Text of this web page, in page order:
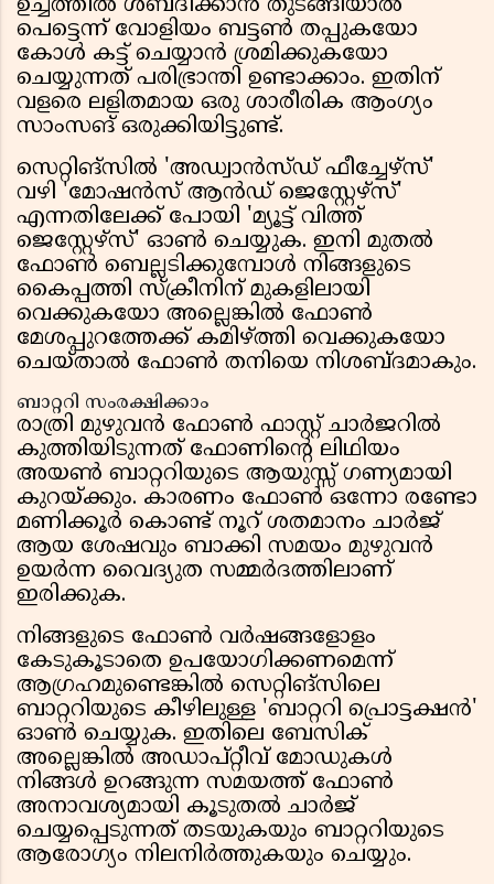
ഉച്ചത്തിൽ ശബ്ദിക്കാൻ തുടങ്ങിയാൽ
പെട്ടെന്ന് വോളിയം ബട്ടൺ തപ്പുകയോ
കോൾ കട്ട് ചെയ്യാൻ ശ്രമിക്കുകയോ
ചെയ്യുന്നത് പരിഭ്രാന്തി ഉണ്ടാക്കാം. ഇതിന്
വളരെ ലളിതമായ ഒരു ശാരീരിക ആംഗ്യം
സാംസങ് ഒരുക്കിയിട്ടുണ്ട്.
സെറ്റിങ്സിൽ 'അഡ്വാൻസ്ഡ് ഫീച്ചേഴ്സ്'
വഴി 'മോഷൻസ് ആൻഡ് ജെസ്റ്റേഴ്സ്'
എന്നതിലേക്ക് പോയി 'മ്യൂട്ട് വിത്ത്
ജെസ്റ്റേഴ്സ്' ഓൺ ചെയ്യുക. ഇനി മുതൽ
ഫോൺ ബെല്ലടിക്കുമ്പോൾ നിങ്ങളുടെ
കൈപ്പത്തി സ്ക്രീനിന് മുകളിലായി
വെക്കുകയോ അല്ലെങ്കിൽ ഫോൺ
മേശപ്പുറത്തേക്ക് കമിഴ്ത്തി വെക്കുകയോ
ചെയ്താൽ ഫോൺ തനിയെ നിശബ്ദമാകും.
ബാറ്ററി സംരക്ഷിക്കാം
രാത്രി മുഴുവൻ ഫോൺ ഫാസ്റ്റ് ചാർജറിൽ
കുത്തിയിടുന്നത് ഫോണിൻ്റെ ലിഥിയം
അയൺ ബാറ്ററിയുടെ ആയുസ്സ് ഗണ്യമായി
കുറയ്ക്കും. കാരണം ഫോൺ ഒന്നോ രണ്ടോ
മണിക്കൂർ കൊണ്ട് നൂറ് ശതമാനം ചാർജ്
ആയ ശേഷവും ബാക്കി സമയം മുഴുവൻ
ഉയർന്ന വൈദ്യുത സമ്മർദത്തിലാണ്
ഇരിക്കുക.
നിങ്ങളുടെ ഫോൺ വർഷങ്ങളോളം
കേടുകൂടാതെ ഉപയോഗിക്കണമെന്ന്
ആഗ്രഹമുണ്ടെങ്കിൽ സെറ്റിങ്സിലെ
ബാറ്ററിയുടെ കീഴിലുള്ള 'ബാറ്ററി പ്രൊട്ടക്ഷൻ'
ഓൺ ചെയ്യുക. ഇതിലെ ബേസിക്
അല്ലെങ്കിൽ അഡാപ്റ്റീവ് മോഡുകൾ
നിങ്ങൾ ഉറങ്ങുന്ന സമയത്ത് ഫോൺ
അനാവശ്യമായി കൂടുതൽ ചാർജ്
ചെയ്യപ്പെടുന്നത് തടയുകയും ബാറ്ററിയുടെ
ആരോഗ്യം നിലനിർത്തുകയും ചെയ്യും.